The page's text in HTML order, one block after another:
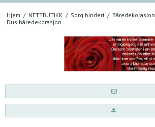
Hjem / NETTBUTIKK / Sorg binderi / Båredekorasjon
Dus båredekorasjon